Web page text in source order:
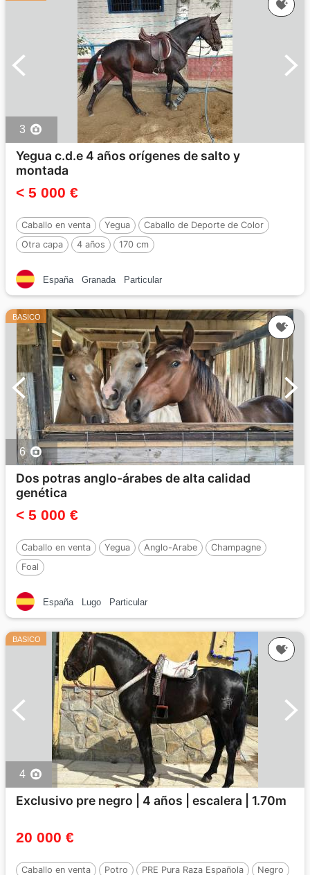
3
Yegua c.d.e 4 años orígenes de salto y
montada
< 5 000 €
Caballo en venta Yegua
Caballo de Deporte de Color
Otra capa
4 años 170 cm
España Granada Particular
BASICO
6
Dos potras anglo-árabes de alta calidad
genética
< 5 000 €
Caballo en venta Yegua Anglo-Arabe
Champagne
Foal
España Lugo Particular
BASICO
4
Exclusivo pre negro | 4 años | escalera | 1.70m
20 000 €
Caballo en venta Potro PRE Pura Raza Española Negro